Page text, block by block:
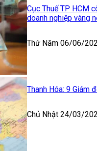
Cục Thuế TP HCM
doanh nghiệp vàng
Thứ Năm 06/06/
Thanh Hóa: 9 Giám
Chủ Nhật 24/03/